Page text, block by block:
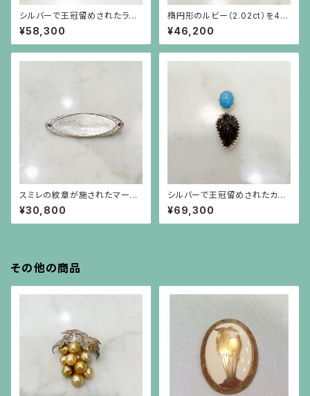
シルバーで王冠留めされたライ
トイエローのサファイア（15.58
ct）にルビーのペンダント(チェ
ーン別）
¥58,300
楕円形のルビー（2.02ct）を4つ
の小さなルビーが取り巻くシル
バーペンダント（チェーン別）
¥46,200
スミレの紋章が施されたマーキ
ス型の白蝶貝、エメラルド、ルビ
ーのシルバーブローチ兼ペンダ
ント
¥30,800
シルバーで王冠留めされたカボ
ーションのターコイズと葉の形
と彫りのトルマリンのペンダント
（チェーン別）
¥69,300
その他の商品